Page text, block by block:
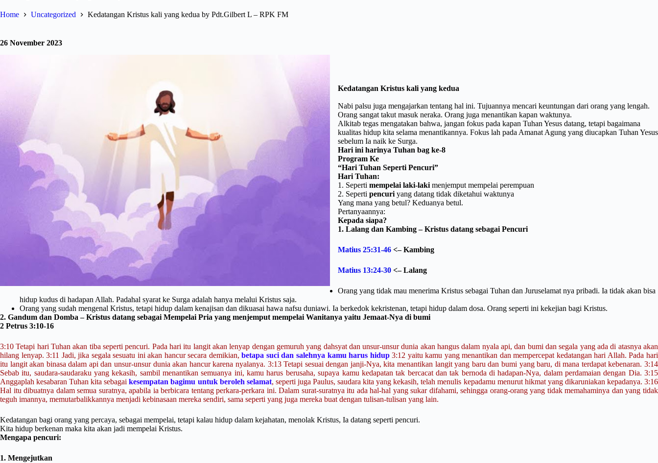
Home Uncategorized Kedatangan Kristus kali yang kedua by Pdt.Gilbert L – RPK FM
26 November 2023
Kedatangan Kristus kali yang kedua
Nabi palsu juga mengajarkan tentang hal ini. Tujuannya mencari keuntungan dari orang yang lengah.
Orang sangat takut masuk neraka. Orang juga menantikan kapan waktunya.
Alkitab tegas mengatakan bahwa, jangan fokus pada kapan Tuhan Yesus datang, tetapi bagaimana
kualitas hidup kita selama menantikannya. Fokus lah pada Amanat Agung yang diucapkan Tuhan Yesus
sebelum Ia naik ke Surga.
Hari ini harinya Tuhan bag ke-8
Program Ke
“Hari Tuhan Seperti Pencuri”
Hari Tuhan:
1. Seperti mempelai laki-laki menjemput mempelai perempuan
2. Seperti pencuri yang datang tidak diketahui waktunya
Yang mana yang betul? Keduanya betul.
Pertanyaannya:
Kepada siapa?
1. Lalang dan Kambing – Kristus datang sebagai Pencuri
Matius 25:31-46 <– Kambing
Matius 13:24-30 <– Lalang
Orang yang tidak mau menerima Kristus sebagai Tuhan dan Juruselamat nya pribadi. Ia tidak akan bisa
hidup kudus di hadapan Allah. Padahal syarat ke Surga adalah hanya melalui Kristus saja.
Orang yang sudah mengenal Kristus, tetapi hidup dalam kenajisan dan dikuasai hawa nafsu duniawi. Ia berkedok kekristenan, tetapi hidup dalam dosa. Orang seperti ini kekejian bagi Kristus.
2. Gandum dan Domba – Kristus datang sebagai Mempelai Pria yang menjemput mempelai Wanitanya yaitu Jemaat-Nya di bumi
2 Petrus 3:10-16
3:10 Tetapi hari Tuhan akan tiba seperti pencuri. Pada hari itu langit akan lenyap dengan gemuruh yang dahsyat dan unsur-unsur dunia akan hangus dalam nyala api, dan bumi dan segala yang ada di atasnya akan
hilang lenyap. 3:11 Jadi, jika segala sesuatu ini akan hancur secara demikian,betapa suci dan salehnya kamu harus hidup3:12 yaitu kamu yang menantikan dan mempercepat kedatangan hari Allah. Pada hari
itu langit akan binasa dalam api dan unsur-unsur dunia akan hancur karena nyalanya. 3:13 Tetapi sesuai dengan janji-Nya, kita menantikan langit yang baru dan bumi yang baru, di mana terdapat kebenaran. 3:14
Sebab itu, saudara-saudaraku yang kekasih, sambil menantikan semuanya ini, kamu harus berusaha, supaya kamu kedapatan tak bercacat dan tak bernoda di hadapan-Nya, dalam perdamaian dengan Dia. 3:15
Anggaplah kesabaran Tuhan kita sebagaikesempatan bagimu untuk beroleh selamat, seperti juga Paulus, saudara kita yang kekasih, telah menulis kepadamu menurut hikmat yang dikaruniakan kepadanya. 3:16
Hal itu dibuatnya dalam semua suratnya, apabila ia berbicara tentang perkara-perkara ini. Dalam surat-suratnya itu ada hal-hal yang sukar difahami, sehingga orang-orang yang tidak memahaminya dan yang tidak
teguh imannya, memutarbalikkannya menjadi kebinasaan mereka sendiri, sama seperti yang juga mereka buat dengan tulisan-tulisan yang lain.
Kedatangan bagi orang yang percaya, sebagai mempelai, tetapi kalau hidup dalam kejahatan, menolak Kristus, Ia datang seperti pencuri.
Kita hidup berkenan maka kita akan jadi mempelai Kristus.
Mengapa pencuri:
1. Mengejutkan